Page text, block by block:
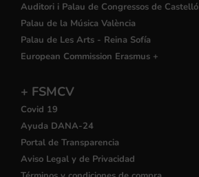
Auditori i Palau de Congressos de Castelló
Palau de la Música València
Palau de Les Arts - Reina Sofía
European Commission Erasmus +
+ FSMCV
Covid 19
Ayuda DANA-24
Portal de Transparencia
Aviso Legal y de Privacidad